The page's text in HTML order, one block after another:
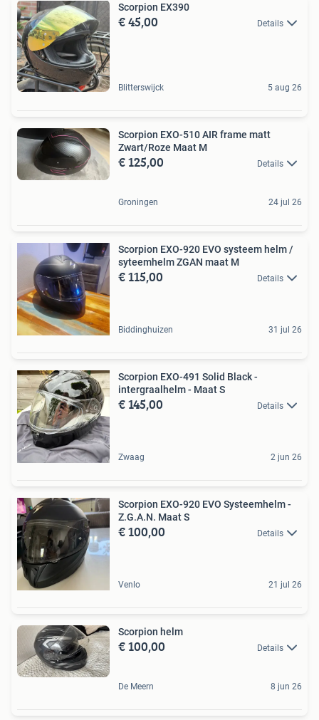
Scorpion EX390
€ 45,00 Details
Blitterswijck 5 aug 26
Scorpion EXO-510 AIR frame matt
Zwart/Roze Maat M
€ 125,00 Details
Groningen 24 jul 26
Scorpion EXO-920 EVO systeem helm /
syteemhelm ZGAN maat M
€ 115,00 Details
Biddinghuizen 31 jul 26
Scorpion EXO-491 Solid Black -
intergraalhelm - Maat S
€ 145,00 Details
Zwaag 2 jun 26
Scorpion EXO-920 EVO Systeemhelm -
Z.G.A.N. Maat S
€ 100,00 Details
Venlo 21 jul 26
Scorpion helm
€ 100,00 Details
De Meern 8 jun 26